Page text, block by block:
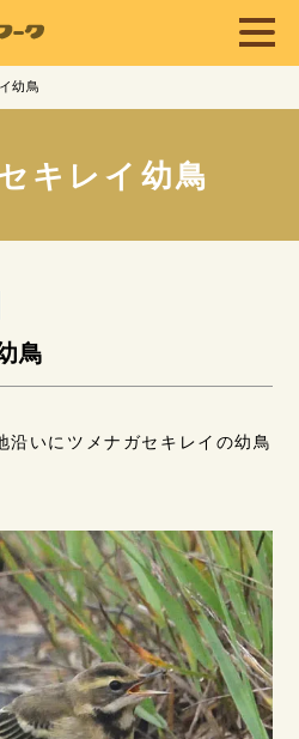
幼鳥
キレイ幼鳥
鳥
いにツメナガセキレイの幼鳥